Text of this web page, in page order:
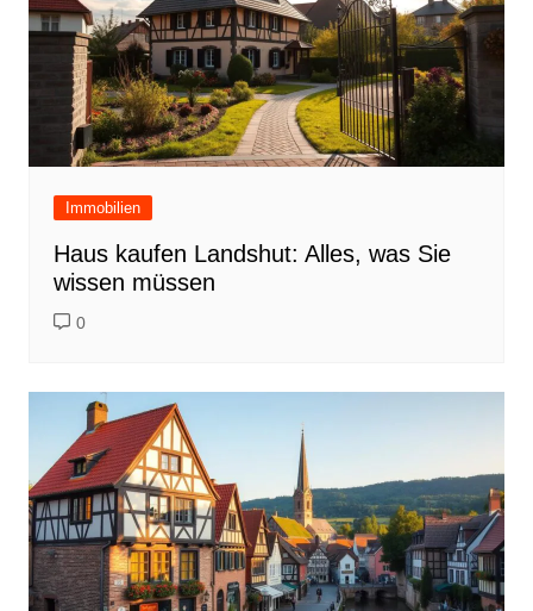
Immobilien
Haus kaufen Landshut: Alles, was Sie
wissen müssen
0